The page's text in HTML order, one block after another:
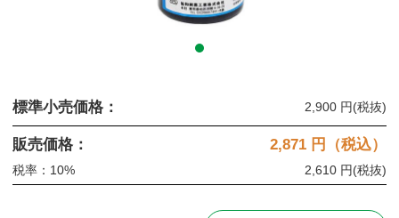
標準小売価格： 2,900 円(税抜)
販売価格： 2,871 円（税込）
税率：10% 2,610 円(税抜)